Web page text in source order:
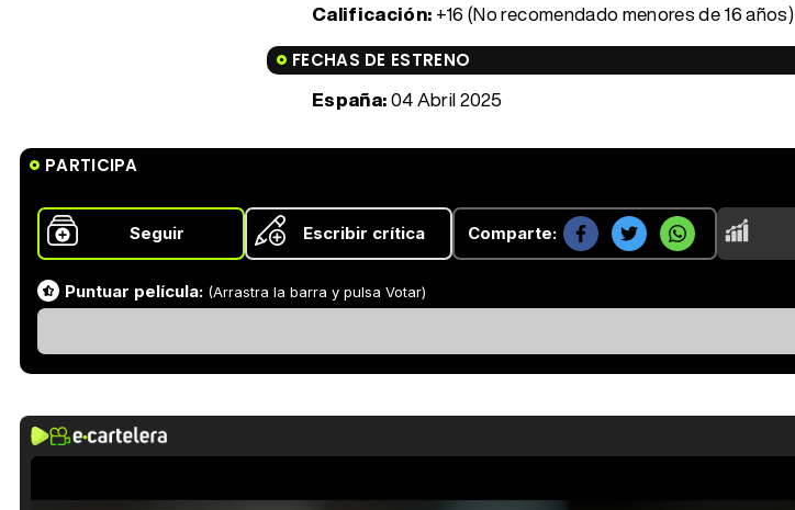
Calificación: +16 (No recomendado menores de 16 años)
FECHAS DE ESTRENO
España:04 Abril 2025
PARTICIPA
Seguir Escribir crítica Comparte:
Puntuar película: (Arrastra la barra y pulsa Votar)